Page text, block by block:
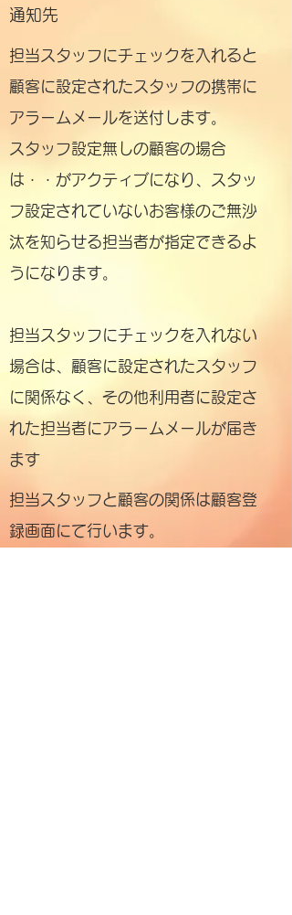
通知先
担当スタッフにチェックを入れると
顧客に設定されたスタッフの携帯に
アラームメールを送付します。
スタッフ設定無しの顧客の場合
は・・がアクティブになり、スタッ
フ設定されていないお客様のご無沙
汰を知らせる担当者が指定できるよ
うになります。
担当スタッフにチェックを入れない
場合は、顧客に設定されたスタッフ
に関係なく、その他利用者に設定さ
れた担当者にアラームメールが届き
ます
担当スタッフと顧客の関係は顧客登
録画面にて行います。